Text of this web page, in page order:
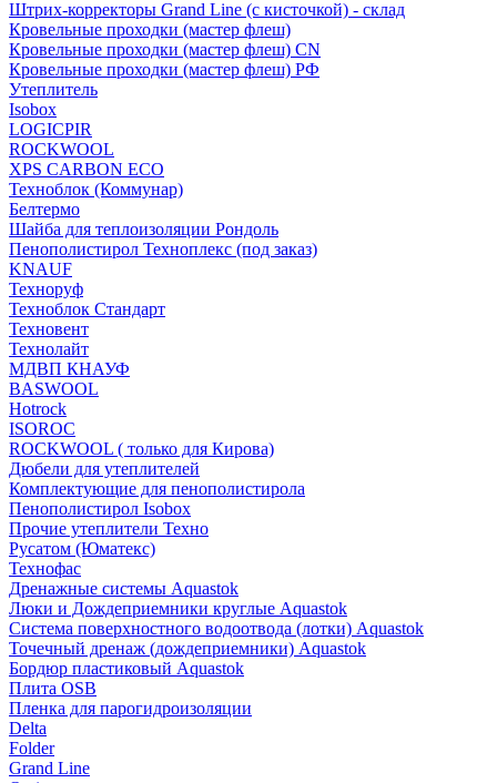
Штрих-корректоры Grand Line (с кисточкой) - склад
Кровельные проходки (мастер флеш)
Кровельные проходки (мастер флеш) CN
Кровельные проходки (мастер флеш) РФ
Утеплитель
Isobox
LOGICPIR
ROCKWOOL
XPS CARBON ECO
Техноблок (Коммунар)
Белтермо
Шайба для теплоизоляции Рондоль
Пенополистирол Техноплекс (под заказ)
KNАUF
Технoруф
Техноблок Стандарт
Техновент
Технолайт
МДВП КНАУФ
BASWOOL
Hotrock
ISOROC
ROCKWOOL ( только для Кирова)
Дюбели для утеплителей
Комплектующие для пенополистирола
Пенополистирол Isobox
Прочие утеплители Техно
Русатом (Юматекс)
Технофас
Дренажные системы Aquastok
Люки и Дождеприемники круглые Aquastok
Система поверхностного водоотвода (лотки) Aquastok
Точечный дренаж (дождеприемники) Aquastok
Бордюр пластиковый Aquastok
Плита OSB
Пленка для парогидроизоляции
Delta
Folder
Grand Line